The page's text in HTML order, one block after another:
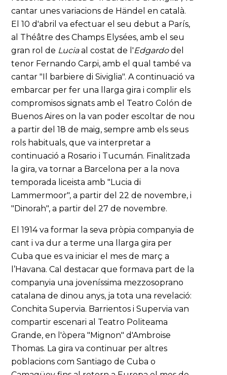
cantar unes variacions de Händel en català.
El 10 d'abril va efectuar el seu debut a París,
al Théâtre des Champs Elysées, amb el seu
gran rol de Luciaal costat de l'Edgardodel
tenor Fernando Carpi, amb el qual també va
cantar "Il barbiere di Siviglia". A continuació va
embarcar per fer una llarga gira i complir els
compromisos signats amb el Teatro Colón de
Buenos Aires on la van poder escoltar de nou
a partir del 18 de maig, sempre amb els seus
rols habituals, que va interpretar a
continuació a Rosario i Tucumán. Finalitzada
la gira, va tornar a Barcelona per a la nova
temporada liceista amb "Lucia di
Lammermoor", a partir del 22 de novembre, i
"Dinorah", a partir del 27 de novembre.
El 1914 va formar la seva pròpia companyia de
cant i va dur a terme una llarga gira per
Cuba que es va iniciar el mes de març a
l’Havana. Cal destacar que formava part de la
companyia una joveníssima mezzosoprano
catalana de dinou anys, ja tota una revelació:
Conchita Supervia. Barrientos i Supervia van
compartir escenari al Teatro Politeama
Grande, en l'òpera "Mignon" d'Ambroise
Thomas. La gira va continuar per altres
poblacions com Santiago de Cuba o